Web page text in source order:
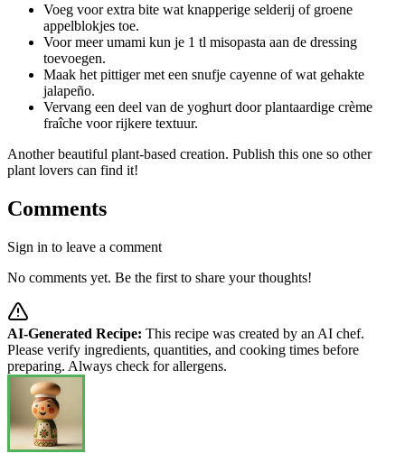
Voeg voor extra bite wat knapperige selderij of groene
appelblokjes toe.
Voor meer umami kun je 1 tl misopasta aan de dressing
toevoegen.
Maak het pittiger met een snufje cayenne of wat gehakte
jalapeño.
Vervang een deel van de yoghurt door plantaardige crème
fraîche voor rijkere textuur.
Another beautiful plant-based creation. Publish this one so other
plant lovers can find it!
Comments
Sign in to leave a comment
No comments yet. Be the first to share your thoughts!
AI-Generated Recipe: This recipe was created by an AI chef.
Please verify ingredients, quantities, and cooking times before
preparing. Always check for allergens.